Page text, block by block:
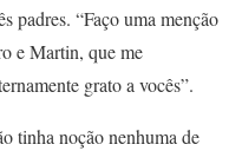
padres. “Faço uma menção
e Martin, que me
grato a vocês”.
tinha noção nenhuma de